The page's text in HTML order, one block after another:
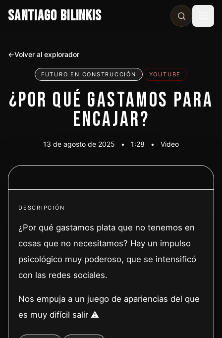
SANTIAGO BILINKIS
←Volver al explorador
FUTURO EN CONSTRUCCIÓN YOUTUBE
¿POR QUÉ GASTAMOS PARA
ENCAJAR?
13 de agosto de 2025 • 1:28 • Video
DESCRIPCIÓN
¿Por qué gastamos plata que no tenemos en
cosas que no necesitamos? Hay un impulso
psicológico muy poderoso, que se intensificó
con las redes sociales.
Nos empuja a un juego de apariencias del que
es muy difícil salir ⚠️